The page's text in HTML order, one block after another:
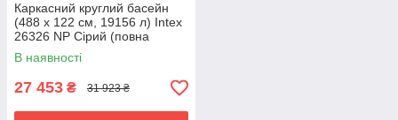
Каркасний круглий басейн
(488 x 122 см, 19156 л) Intex
26326 NP Сірий (повна
комплектація)
В наявності
27 453 ₴ 31 923 ₴